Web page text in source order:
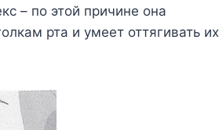
– по этой причине она
рта и умеет оттягивать их